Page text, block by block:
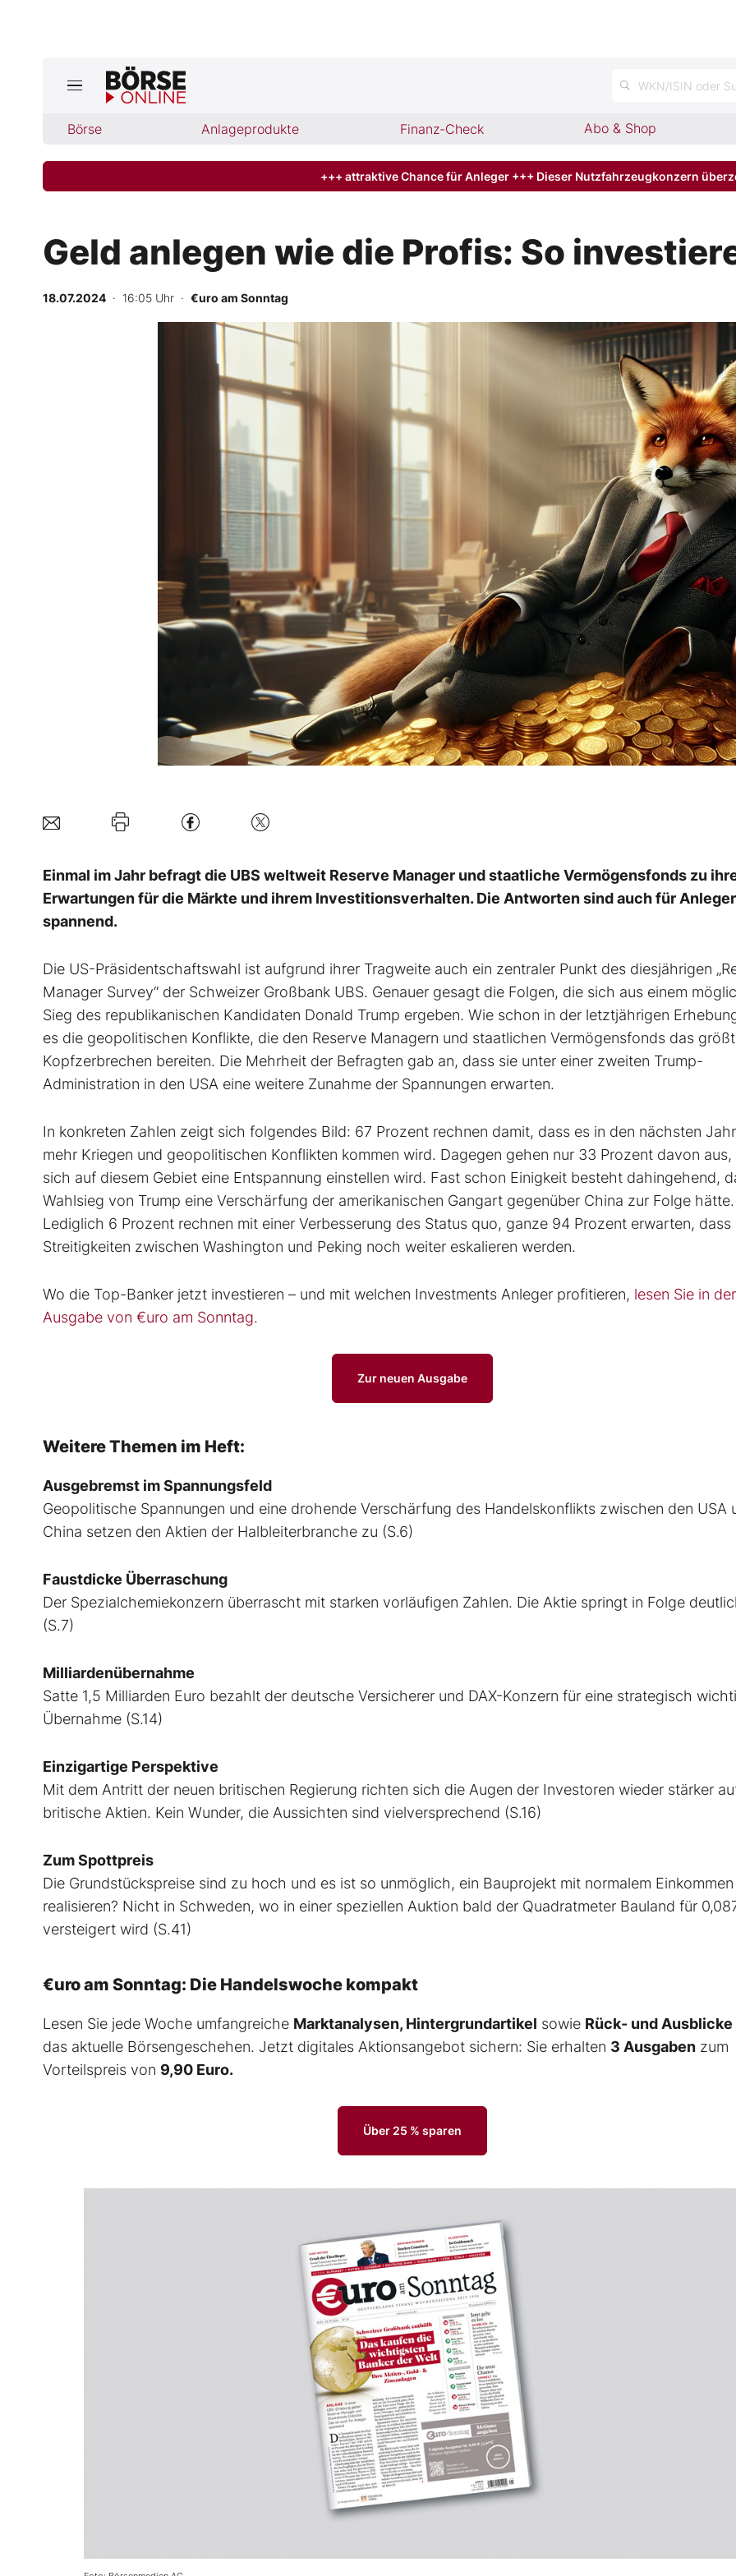
WKN/ISIN oder
Börse Anlageprodukte Finanz-Check Abo & Shop
Jetzt aktuelle Ausgabe BÖRSE ONLINE lesen
Finanz-Check
Abo & Shop
BO-Musterdepots
Mein Konto
Kontakt
+++ attraktive Chance für Anleger +++ Dieser Nutzfahrzeugkonzern
Geld anlegen wie die Profis: So
18.07.2024 · 16:05 Uhr · €uro am Sonntag
Einmal im Jahr befragt die UBS weltweit Reserve Manager und staatliche Vermögensfonds zu
Erwartungen für die Märkte und ihrem Investitionsverhalten. Die Antworten sind auch für Anleger
spannend.
Die US-Präsidentschaftswahl ist aufgrund ihrer Tragweite auch ein zentraler Punkt des diesjährigen
Manager Survey“ der Schweizer Großbank UBS. Genauer gesagt die Folgen, die sich aus einem
Sieg des republikanischen Kandidaten Donald Trump ergeben. Wie schon in der letztjährigen
es die geopolitischen Konflikte, die den Reserve Managern und staatlichen Vermögensfonds das
Kopfzerbrechen bereiten. Die Mehrheit der Befragten gab an, dass sie unter einer zweiten Trump-
Administration in den USA eine weitere Zunahme der Spannungen erwarten.
In konkreten Zahlen zeigt sich folgendes Bild: 67 Prozent rechnen damit, dass es in den nächsten
mehr Kriegen und geopolitischen Konflikten kommen wird. Dagegen gehen nur 33 Prozent davon aus,
sich auf diesem Gebiet eine Entspannung einstellen wird. Fast schon Einigkeit besteht dahingehend,
Wahlsieg von Trump eine Verschärfung der amerikanischen Gangart gegenüber China zur Folge hätte.
Lediglich 6 Prozent rechnen mit einer Verbesserung des Status quo, ganze 94 Prozent erwarten, dass
Streitigkeiten zwischen Washington und Peking noch weiter eskalieren werden.
Wo die Top-Banker jetzt investieren – und mit welchen Investments Anleger profitieren, lesen Sie in
Ausgabe von €uro am Sonntag.
Zur neuen Ausgabe
Weitere Themen im Heft:
Ausgebremst im Spannungsfeld
Geopolitische Spannungen und eine drohende Verschärfung des Handelskonflikts zwischen den USA
China setzen den Aktien der Halbleiterbranche zu (S.6)
Faustdicke Überraschung
Der Spezialchemiekonzern überrascht mit starken vorläufigen Zahlen. Die Aktie springt in Folge
(S.7)
Milliardenübernahme
Satte 1,5 Milliarden Euro bezahlt der deutsche Versicherer und DAX-Konzern für eine strategisch
Übernahme (S.14)
Einzigartige Perspektive
Mit dem Antritt der neuen britischen Regierung richten sich die Augen der Investoren wieder stärker
britische Aktien. Kein Wunder, die Aussichten sind vielversprechend (S.16)
Zum Spottpreis
Die Grundstückspreise sind zu hoch und es ist so unmöglich, ein Bauprojekt mit normalem
realisieren? Nicht in Schweden, wo in einer speziellen Auktion bald der Quadratmeter Bauland für
versteigert wird (S.41)
€uro am Sonntag: Die Handelswoche kompakt
Lesen Sie jede Woche umfangreiche Marktanalysen, Hintergrundartikel sowie Rück- und Ausblicke
das aktuelle Börsengeschehen. Jetzt digitales Aktionsangebot sichern: Sie erhalten 3 Ausgaben zum
Vorteilspreis von 9,90 Euro.
Über 25 % sparen